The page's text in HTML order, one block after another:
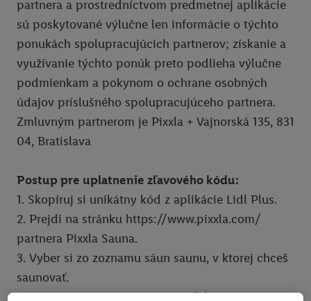
Pravidlá používania
Ochrana osobných údajov
Vyhlásenie o prístupnosti
Pravidlá pre nabíjanie e-vozidiel
Podmienky ochrany osobných údajov pre elektronické nabíjacie
stanice
Pomoc
partnera a prostredníctvom predmetnej aplikácie
sú poskytované výlučne len informácie o týchto
ponukách spolupracujúcich partnerov; získanie a
využívanie týchto ponúk preto podlieha výlučne
podmienkam a pokynom o ochrane osobných
údajov príslušného spolupracujúceho partnera.
Zmluvným partnerom je Pixxla + Vajnorská 135, 831
04, Bratislava
Postup pre uplatnenie zľavového kódu:
1. Skopíruj si unikátny kód z aplikácie Lidl Plus.
2. Prejdi na stránku https://www.pixxla.com/
partnera Pixxla Sauna.
3. Vyber si zo zoznamu sáun saunu, v ktorej chceš
saunovať.
4. V rezervačnom systéme si zvoľ dátum a čas